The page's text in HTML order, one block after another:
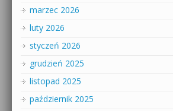
marzec 2026
luty 2026
styczeń 2026
grudzień 2025
listopad 2025
październik 2025